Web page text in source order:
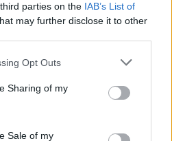
parties on the IAB’s List of
may further disclose it to other
Opt Outs
Sharing of my
Sale of my